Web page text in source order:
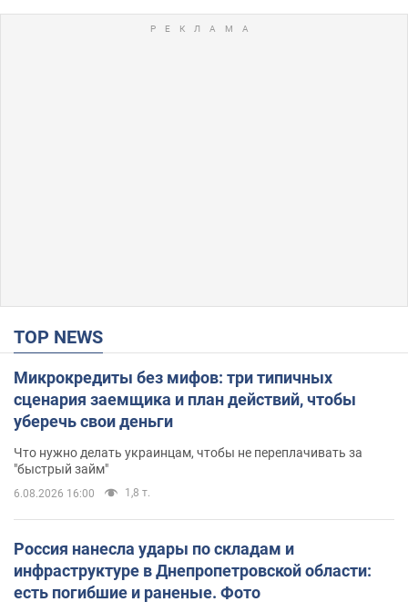
TOP NEWS
Микрокредиты без мифов: три типичных
сценария заемщика и план действий, чтобы
уберечь свои деньги
Что нужно делать украинцам, чтобы не переплачивать за
"быстрый займ"
6.08.2026 16:00 1,8 т.
Россия нанесла удары по складам и
инфраструктуре в Днепропетровской области:
есть погибшие и раненые. Фото